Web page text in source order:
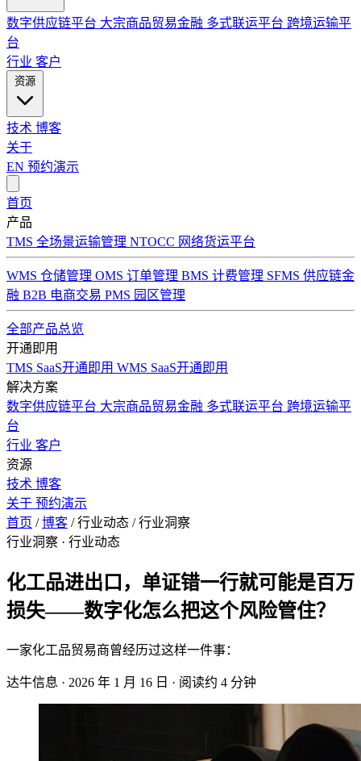
数字供应链平台 大宗商品贸易金融 多式联运平台 跨境运输平
台
行业 客户
技术 博客
关于
EN 预约演示
首页
产品
TMS 全场景运输管理 NTOCC 网络货运平台
WMS 仓储管理 OMS 订单管理 BMS 计费管理 SFMS 供应链金
融 B2B 电商交易 PMS 园区管理
全部产品总览
开通即用
TMS SaaS开通即用 WMS SaaS开通即用
解决方案
数字供应链平台 大宗商品贸易金融 多式联运平台 跨境运输平
台
行业 客户
资源
技术 博客
关于 预约演示
首页 / 博客 / 行业动态 / 行业洞察
行业洞察 · 行业动态
化工品进出口，单证错一行就可能是百万
损失——数字化怎么把这个风险管住？
一家化工品贸易商曾经历过这样一件事：
达牛信息 · 2026 年 1 月 16 日 · 阅读约 4 分钟